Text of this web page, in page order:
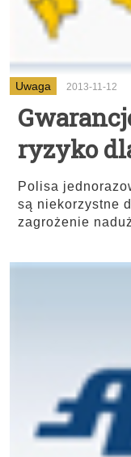
Uwaga 2013-11-12
ryzyko
Polisa
są niekorzystne
zagrożenie